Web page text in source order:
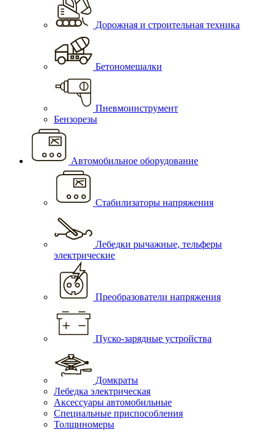
Дорожная и строительная техника
Бетономешалки
Пневмоинструмент
Бензорезы
Автомобильное оборудование
Стабилизаторы напряжения
Лебедки рычажные, тельферы
электрические
Преобразователи напряжения
Пуско-зарядные устройства
Домкраты
Лебедка электрическая
Аксессуары автомобильные
Специальные приспособления
Толщиномеры